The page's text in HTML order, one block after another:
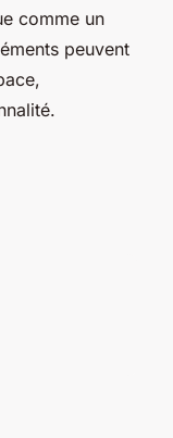
comme un
peuvent